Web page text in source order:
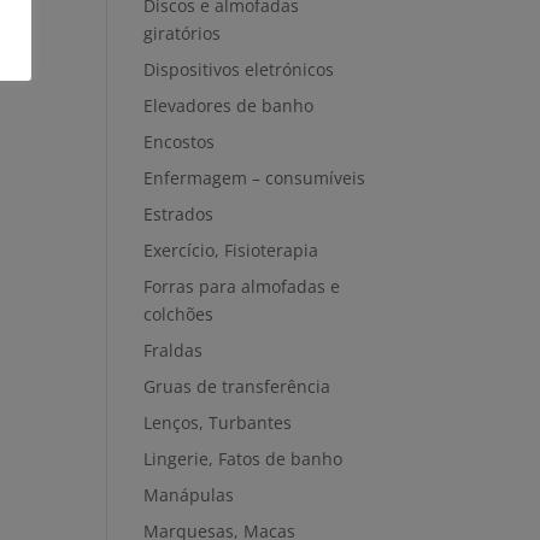
Discos e almofadas
giratórios
Dispositivos eletrónicos
Elevadores de banho
Encostos
Enfermagem – consumíveis
Estrados
Exercício, Fisioterapia
Forras para almofadas e
colchões
Fraldas
Gruas de transferência
Lenços, Turbantes
Lingerie, Fatos de banho
Manápulas
Marquesas, Macas